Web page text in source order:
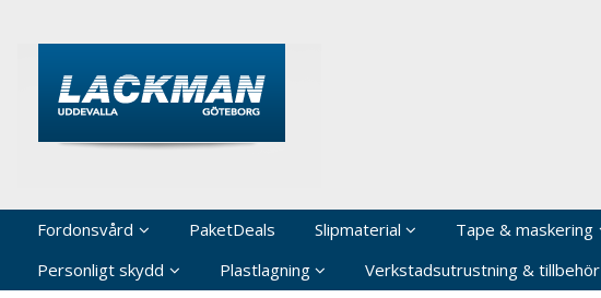
Fordonsvård PaketDeals Slipmaterial Tape & maskering
Personligt skydd
Plastlagning Verkstadsutrustning & tillbehör